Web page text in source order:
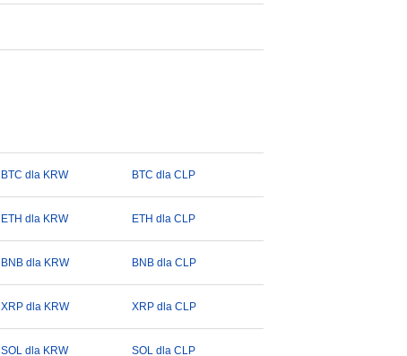
BTC dla KRW BTC dla CLP
ETH dla KRW ETH dla CLP
BNB dla KRW BNB dla CLP
XRP dla KRW XRP dla CLP
SOL dla KRW SOL dla CLP